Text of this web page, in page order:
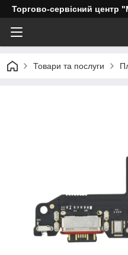
Торгово-сервісний центр
Товари та послуги